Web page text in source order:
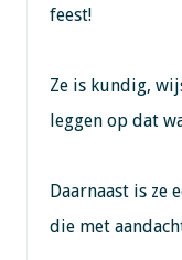
feest!
Ze is kundig,
leggen op dat
Daarnaast is ze
die met